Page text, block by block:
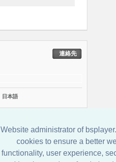
Website administrator of
cookies to ensure a better
functionality, user experience,
連絡先
日本語